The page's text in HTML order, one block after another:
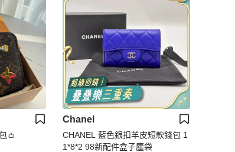
👛
Chanel
️CHANEL 藍色銀扣羊皮短款錢包 1
1*8*2 98新配件盒子塵袋